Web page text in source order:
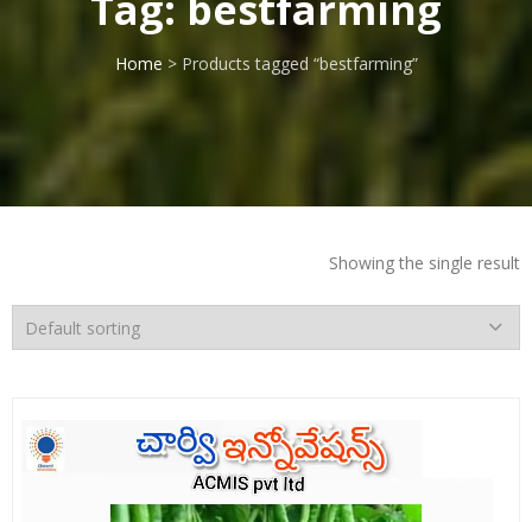
Home > Products tagged “bestfarming”
Showing the single result